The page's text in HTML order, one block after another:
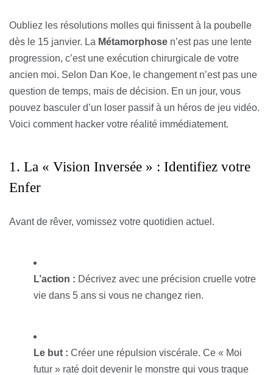
Oubliez les résolutions molles qui finissent à la poubelle
dès le 15 janvier. La Métamorphose n’est pas une lente
progression, c’est une exécution chirurgicale de votre
ancien moi. Selon Dan Koe, le changement n’est pas une
question de temps, mais de décision. En un jour, vous
pouvez basculer d’un loser passif à un héros de jeu vidéo.
Voici comment hacker votre réalité immédiatement.
1. La « Vision Inversée » : Identifiez votre
Enfer
Avant de rêver, vomissez votre quotidien actuel.
L’action : Décrivez avec une précision cruelle votre
vie dans 5 ans si vous ne changez rien.
Le but : Créer une répulsion viscérale. Ce « Moi
futur » raté doit devenir le monstre qui vous traque